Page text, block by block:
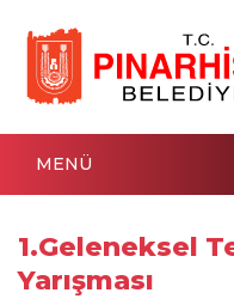
MENÜ
1.Geleneksel
Yarışması